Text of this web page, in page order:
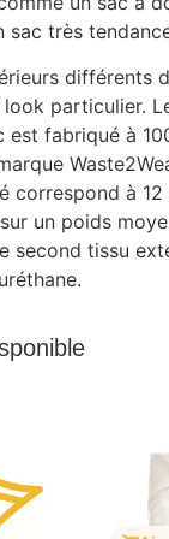
sac très
différents
particulier.
est fabriqué à
correspond à 12
un poids
second tissu